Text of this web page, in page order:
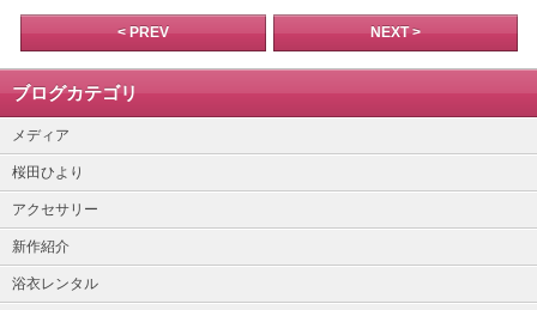
< PREV NEXT >
ブログカテゴリ
メディア
桜田ひより
アクセサリー
新作紹介
浴衣レンタル